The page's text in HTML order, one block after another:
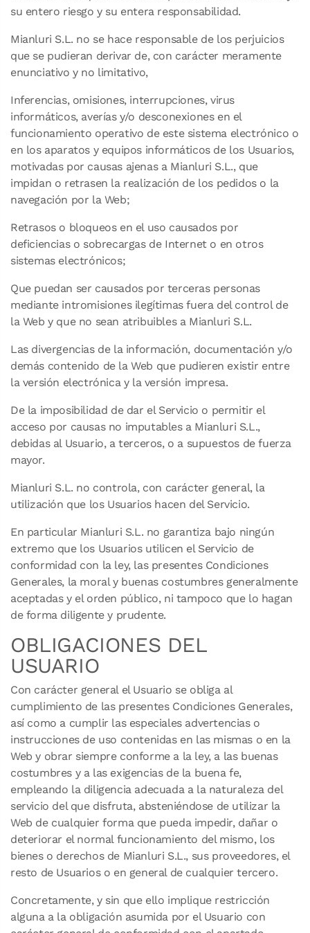
su entero riesgo y su entera responsabilidad.
Mianluri S.L. no se hace responsable de los perjuicios
que se pudieran derivar de, con carácter meramente
enunciativo y no limitativo,
Inferencias, omisiones, interrupciones, virus
informáticos, averías y/o desconexiones en el
funcionamiento operativo de este sistema electrónico o
en los aparatos y equipos informáticos de los Usuarios,
motivadas por causas ajenas a Mianluri S.L., que
impidan o retrasen la realización de los pedidos o la
navegación por la Web;
Retrasos o bloqueos en el uso causados por
deficiencias o sobrecargas de Internet o en otros
sistemas electrónicos;
Que puedan ser causados por terceras personas
mediante intromisiones ilegítimas fuera del control de
la Web y que no sean atribuibles a Mianluri S.L.
Las divergencias de la información, documentación y/o
demás contenido de la Web que pudieren existir entre
la versión electrónica y la versión impresa.
De la imposibilidad de dar el Servicio o permitir el
acceso por causas no imputables a Mianluri S.L.,
debidas al Usuario, a terceros, o a supuestos de fuerza
mayor.
Mianluri S.L. no controla, con carácter general, la
utilización que los Usuarios hacen del Servicio.
En particular Mianluri S.L. no garantiza bajo ningún
extremo que los Usuarios utilicen el Servicio de
conformidad con la ley, las presentes Condiciones
Generales, la moral y buenas costumbres generalmente
aceptadas y el orden público, ni tampoco que lo hagan
de forma diligente y prudente.
OBLIGACIONES DEL
USUARIO
Con carácter general el Usuario se obliga al
cumplimiento de las presentes Condiciones Generales,
así como a cumplir las especiales advertencias o
instrucciones de uso contenidas en las mismas o en la
Web y obrar siempre conforme a la ley, a las buenas
costumbres y a las exigencias de la buena fe,
empleando la diligencia adecuada a la naturaleza del
servicio del que disfruta, absteniéndose de utilizar la
Web de cualquier forma que pueda impedir, dañar o
deteriorar el normal funcionamiento del mismo, los
bienes o derechos de Mianluri S.L., sus proveedores, el
resto de Usuarios o en general de cualquier tercero.
Concretamente, y sin que ello implique restricción
alguna a la obligación asumida por el Usuario con